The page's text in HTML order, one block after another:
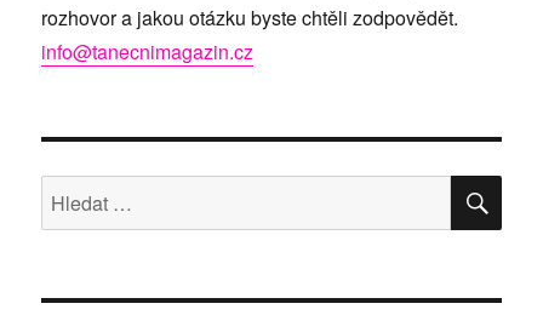
rozhovor a jakou otázku byste chtěli zodpovědět.
info@tanecnimagazin.cz
Hledat: